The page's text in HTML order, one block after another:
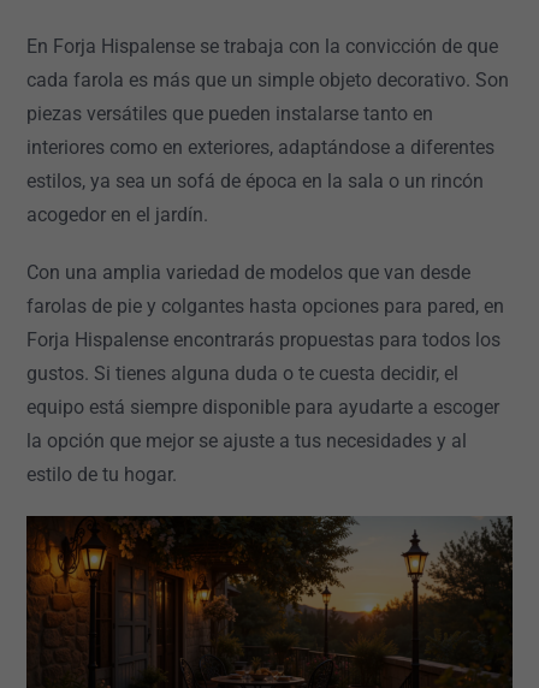
En Forja Hispalense se trabaja con la convicción de que
cada farola es más que un simple objeto decorativo. Son
piezas versátiles que pueden instalarse tanto en
interiores como en exteriores, adaptándose a diferentes
estilos, ya sea un sofá de época en la sala o un rincón
acogedor en el jardín.
Con una amplia variedad de modelos que van desde
farolas de pie y colgantes hasta opciones para pared, en
Forja Hispalense encontrarás propuestas para todos los
gustos. Si tienes alguna duda o te cuesta decidir, el
equipo está siempre disponible para ayudarte a escoger
la opción que mejor se ajuste a tus necesidades y al
estilo de tu hogar.